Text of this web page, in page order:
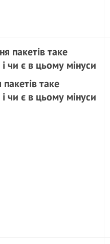
таке
чи є в цьому мінуси